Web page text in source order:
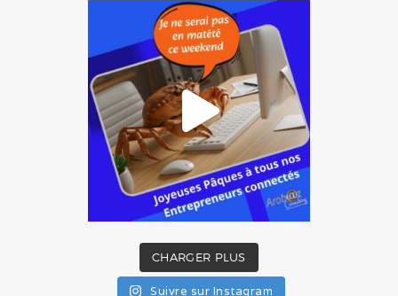
CHARGER PLUS
Suivre sur Instagram